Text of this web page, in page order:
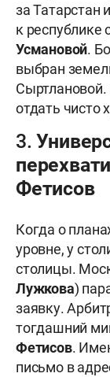
за Татарстан
к республике
Усмановой.
выбран
Сыртлановой.
отдать чисто
3.
Фетисов
Когда о
уровне, у
столицы.
Лужкова)
заявку.
тогдашний
Фетисов.
письмо в